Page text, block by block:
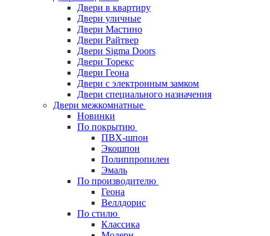
Двери в квартиру
Двери уличные
Двери Мастино
Двери Райтвер
Двери Sigma Doors
Двери Торекс
Двери Геона
Двери с электронным замком
Двери специального назначения
Двери межкомнатные
Новинки
По покрытию
ПВХ-шпон
Экошпон
Полиппропилен
Эмаль
По производителю
Геона
Веллдорис
По стилю
Классика